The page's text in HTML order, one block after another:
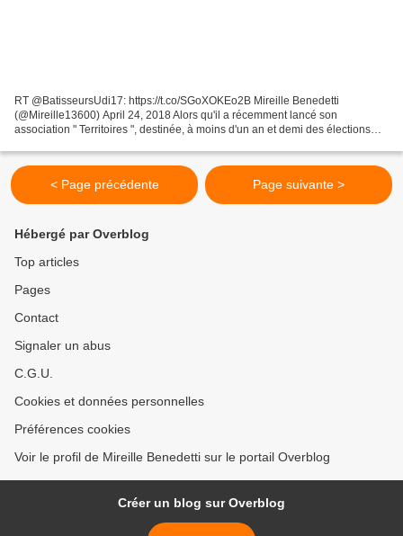
RT @BatisseursUdi17: https://t.co/SGoXOKEo2B Mireille Benedetti
(@Mireille13600) April 24, 2018 Alors qu'il a récemment lancé son
association " Territoires ", destinée, à moins d'un an et demi des élections
< Page précédente Page suivante >
Hébergé par Overblog
Top articles
Pages
Contact
Signaler un abus
C.G.U.
Cookies et données personnelles
Préférences cookies
Voir le profil de Mireille Benedetti sur le portail Overblog
Créer un blog sur Overblog